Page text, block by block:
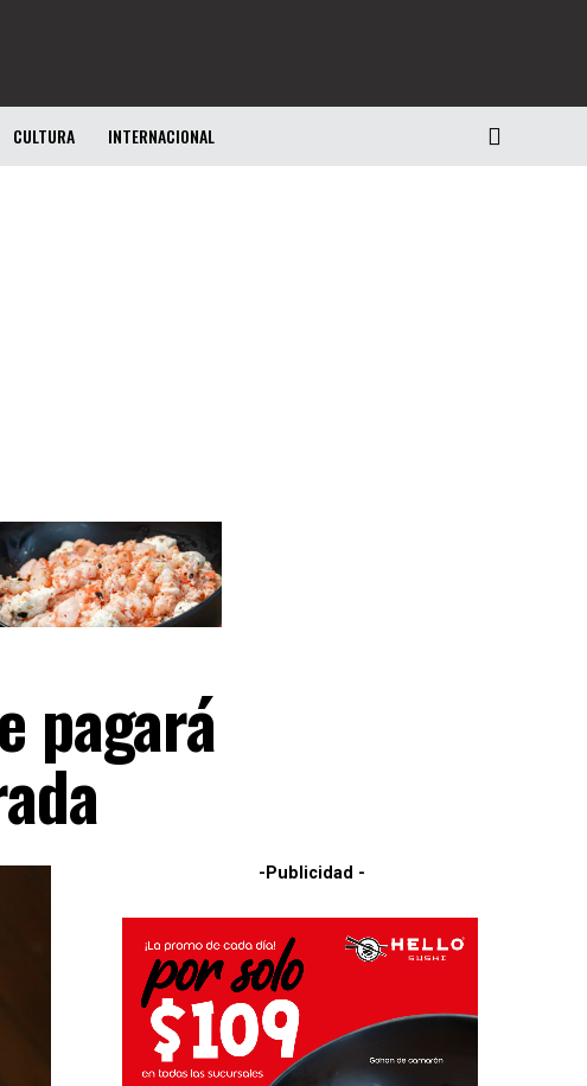
CULTURA INTERNACIONAL
pagará
-Publicidad -